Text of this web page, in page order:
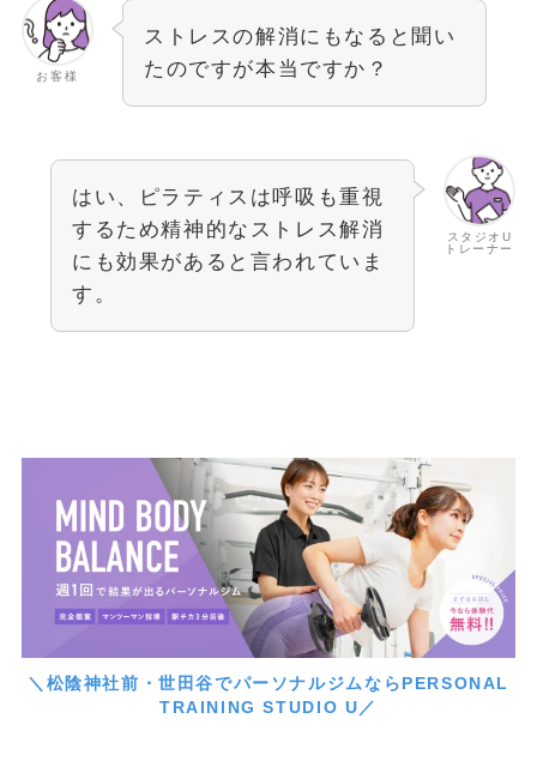
お客様
ストレスの解消にもなると聞い
たのですが本当ですか？
スタジオU
トレーナー
はい、ピラティスは呼吸も重視
するため精神的なストレス解消
にも効果があると言われていま
す。
＼松陰神社前・世田谷でパーソナルジムならPERSONAL
TRAINING STUDIO U／